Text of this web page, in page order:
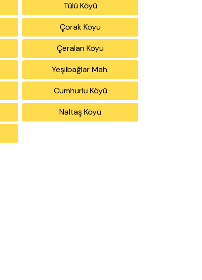
Tülü Köyü
Çorak Köyü
Çeralan Köyü
Yeşilbağlar Mah.
Cumhurlu Köyü
Naltaş Köyü